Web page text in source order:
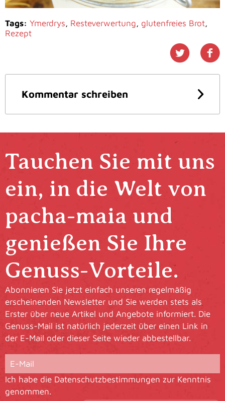
Tags: Ymerdrys, Resteverwertung, glutenfreies Brot,
Rezept
Kommentar schreiben
Tauchen Sie mit uns
ein, in die Welt von
pacha-maia und
genießen Sie Ihre
Genuss-Vorteile.
Abonnieren Sie jetzt einfach unseren regelmäßig
erscheinenden Newsletter und Sie werden stets als
Erster über neue Artikel und Angebote informiert. Die
Genuss-Mail ist natürlich jederzeit über einen Link in
der E-Mail oder dieser Seite wieder abbestellbar.
Ich habe die Datenschutzbestimmungen zur Kenntnis
genommen.